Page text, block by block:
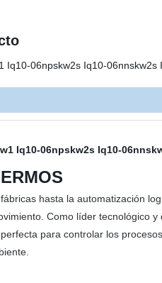
hasta la automatización
Como líder tecnológico
para controlar los